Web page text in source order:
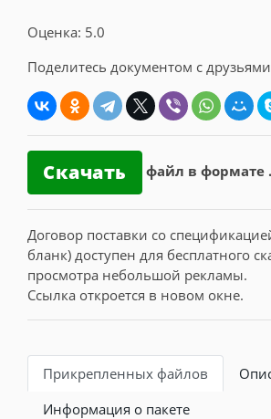
Оценка: 5.0
Поделитесь документом с
Скачать файл в формате
Договор поставки со
бланк) доступен для бесплатного
просмотра небольшой рекламы.
Ссылка откроется в новом окне.
Прикрепленных файлов
Информация о пакете